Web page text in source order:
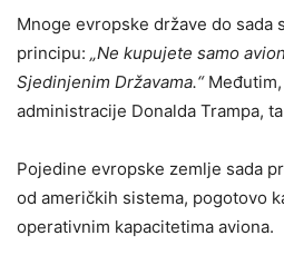
Mnoge evropske države do sada
principu: „Ne kupujete samo
Sjedinjenim Državama.“Međutim,
administracije Donalda Trampa,
Pojedine evropske zemlje sada
od američkih sistema, pogotovo
operativnim kapacitetima aviona.